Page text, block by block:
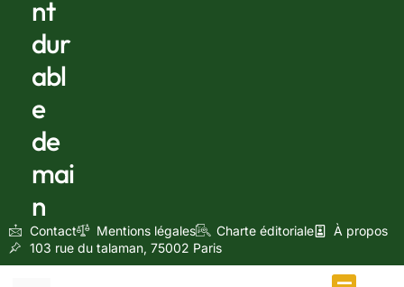
nt
dur
abl
e
de
mai
n
Contact Mentions légales Charte éditoriale
À propos
103 rue du talaman, 75002 Paris